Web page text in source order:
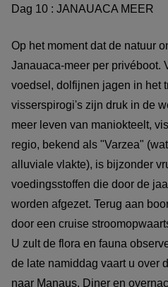
Dag 10 : JANAUACA MEER
Op het moment dat de natuur
Janauaca-meer per privéboot.
voedsel, dolfijnen jagen in het
visserspirogi's zijn druk in de
meer leven van maniokteelt,
regio, bekend als "Varzea"
alluviale vlakte), is bijzonder
voedingsstoffen die door de
worden afgezet. Terug aan
door een cruise
U zult de flora en fauna
de late namiddag vaart u over
naar Manaus. Diner en